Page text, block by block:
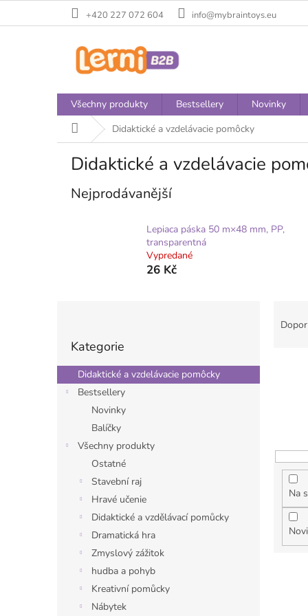
+420 227 072 604 info@mybraintoys.eu
Všechny produkty Bestsellery Novinky
Domů Didaktické a vzdelávacie pomôcky
Didaktické a vzdelávacie
Nejprodávanější
Lepiaca páska 50 m×48 mm, PP,
transparentná
Vypredané
26 Kč
r
a
kategorie
Kategorie
Didaktické a vzdelávacie pomôcky
Bestsellery
Novinky
Balíčky
Všechny produkty
Ostatné
Stavební raj
Hravé učenie
Didaktické a vzdělávací pomůcky
Dramatická hra
Zmyslový zážitok
hudba a pohyb
Kreativní pomůcky
Nábytek
u
Na